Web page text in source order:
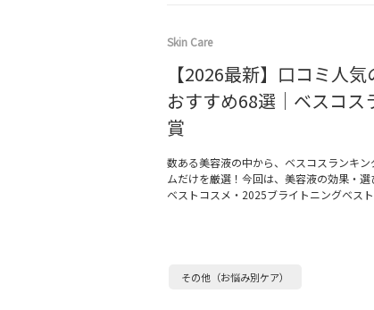
Skin Care
【2026最新】口コミ人気
おすすめ68選｜ベスコス
賞
数ある美容液の中から、ベスコスランキン
ムだけを厳選！今回は、美容液の効果・
ベストコスメ・2025ブライトニングベス
その他（お悩み別ケア）